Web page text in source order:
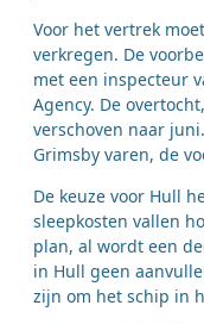
Voor het vertrek
verkregen. De
met een inspecteur
Agency. De
verschoven naar
Grimsby varen, de
De keuze voor Hull
sleepkosten vallen
plan, al wordt een
in Hull geen
zijn om het schip in